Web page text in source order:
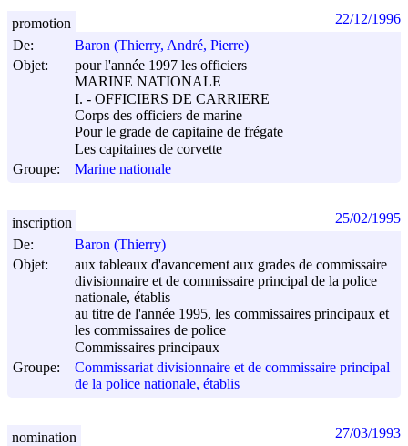
De:
Baron (Thierry, André, Pierre)
Objet:
pour l'année 1997 les officiers
MARINE NATIONALE
I. - OFFICIERS DE CARRIERE
Corps des officiers de marine
Pour le grade de capitaine de frégate
Les capitaines de corvette
Groupe:
Marine nationale
promotion 22/12/1996
De:
Baron (Thierry)
Objet:
aux tableaux d'avancement aux grades de commissaire
divisionnaire et de commissaire principal de la police
nationale, établis
au titre de l'année 1995, les commissaires principaux et
les commissaires de police
Commissaires principaux
Groupe:
Commissariat divisionnaire et de commissaire principal
de la police nationale, établis
inscription 25/02/1995
nomination 27/03/1993